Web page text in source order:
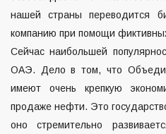
нашей страны переводится
компанию при помощи
Сейчас наибольшей
ОАЭ. Дело в том, что
имеют очень крепкую
продаже нефти. Это
оно стремительно